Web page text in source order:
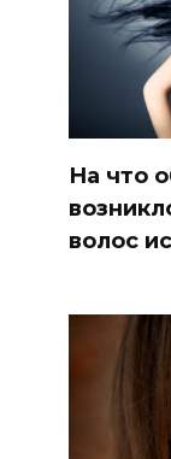
На что
волос